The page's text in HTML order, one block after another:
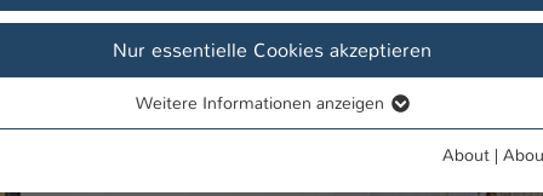
Nur essentielle Cookies akzeptieren
Essentielle Cookies werden für grundlegende Funktionen der
Weitere Informationen anzeigen
About |